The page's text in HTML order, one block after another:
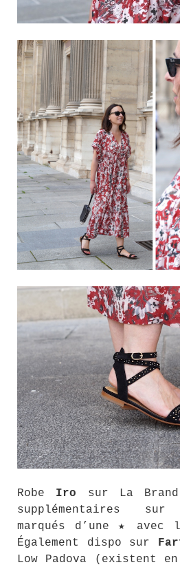
Robe Iro sur La Brand
supplémentaires
marqués d’une ★ avec
Également dispo sur
Low Padova (existent